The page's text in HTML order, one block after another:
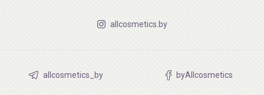
allcosmetics.by
allcosmetics_by byAllcosmetics